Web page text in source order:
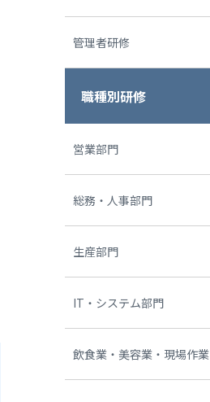
管理者研修
職種別研修
営業部門
総務・人事部門
生産部門
IT・システム部門
飲食業・美容業・現場作業